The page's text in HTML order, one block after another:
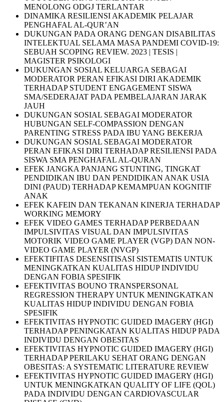
MENOLONG ODGJ TERLANTAR
DINAMIKA RESILIENSI AKADEMIK PELAJAR
PENGHAFAL AL-QUR’AN
DUKUNGAN PADA ORANG DENGAN DISABILITAS
INTELEKTUAL SELAMA MASA PANDEMI COVID-19:
SEBUAH SCOPING REVIEW. 2023 | TESIS |
MAGISTER PSIKOLOGI
DUKUNGAN SOSIAL KELUARGA SEBAGAI
MODERATOR PERAN EFIKASI DIRI AKADEMIK
TERHADAP STUDENT ENGAGEMENT SISWA
SMA/SEDERAJAT PADA PEMBELAJARAN JARAK
JAUH
DUKUNGAN SOSIAL SEBAGAI MODERATOR
HUBUNGAN SELF-COMPASSION DENGAN
PARENTING STRESS PADA IBU YANG BEKERJA
DUKUNGAN SOSIAL SEBAGAI MODERATOR
PERAN EFIKASI DIRI TERHADAP RESILIENSI PADA
SISWA SMA PENGHAFAL AL-QURAN
EFEK JANGKA PANJANG STUNTING, TINGKAT
PENDIDIKAN IBU DAN PENDIDIKAN ANAK USIA
DINI (PAUD) TERHADAP KEMAMPUAN KOGNITIF
ANAK
EFEK KAFEIN DAN TEKANAN KINERJA TERHADAP
WORKING MEMORY
EFEK VIDEO GAMES TERHADAP PERBEDAAN
IMPULSIVITAS VISUAL DAN IMPULSIVITAS
MOTORIK VIDEO GAME PLAYER (VGP) DAN NON-
VIDEO GAME PLAYER (NVGP)
EFEKTIFITAS DESENSITISASI SISTEMATIS UNTUK
MENINGKATKAN KUALITAS HIDUP INDIVIDU
DENGAN FOBIA SPESIFIK
EFEKTIVITAS BOUNO TRANSPERSONAL
REGRESSION THERAPY UNTUK MENINGKATKAN
KUALITAS HIDUP INDIVIDU DENGAN FOBIA
SPESIFIK
EFEKTIVITAS HYPNOTIC GUIDED IMAGERY (HGI)
TERHADAP PENINGKATAN KUALITAS HIDUP PADA
INDIVIDU DENGAN OBESITAS
EFEKTIVITAS HYPNOTIC GUIDED IMAGERY (HGI)
TERHADAP PERILAKU SEHAT ORANG DENGAN
OBESITAS: A SYSTEMATIC LITERATURE REVIEW
EFEKTIVITAS HYPNOTIC GUIDED IMAGERY (HGI)
UNTUK MENINGKATKAN QUALITY OF LIFE (QOL)
PADA INDIVIDU DENGAN CARDIOVASCULAR